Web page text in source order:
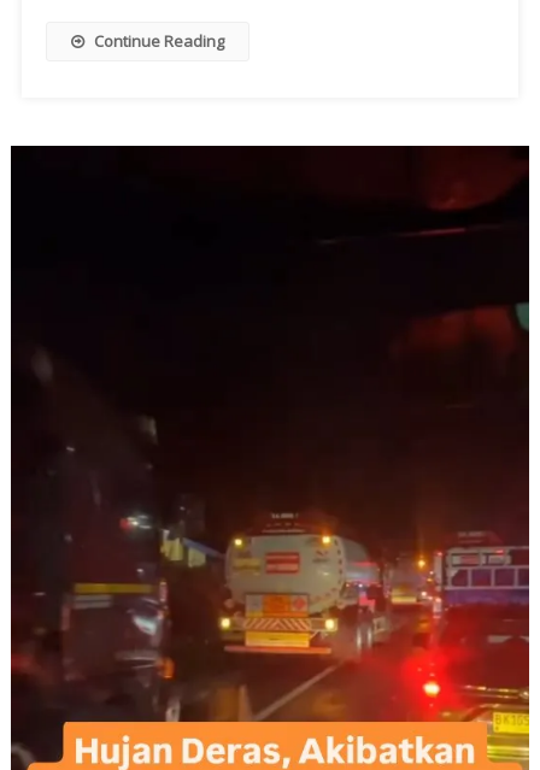
Continue Reading